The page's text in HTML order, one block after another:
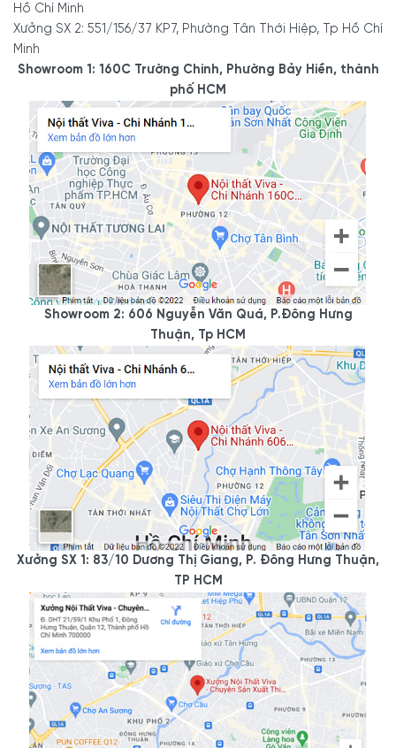
Hồ Chí Minh
Xưởng SX 2: 551/156/37 KP7, Phường Tân Thới Hiệp, Tp Hồ Chí
Minh
Showroom 1: 160C Trường Chinh, Phường Bảy Hiền, thành
phố HCM
Showroom 2: 606 Nguyễn Văn Quá, P.Đông Hưng
Thuận, Tp HCM
Xưởng SX 1: 83/10 Dương Thị Giang, P. Đông Hưng Thuận,
TP HCM